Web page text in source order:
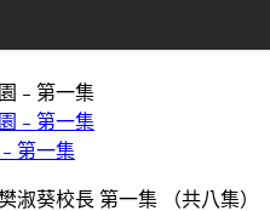
第一集
淑葵校長 第一集 （共八集）